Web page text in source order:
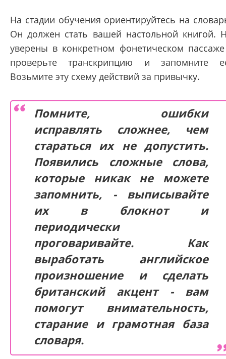
На стадии обучения ориентируйтесь на
Он должен стать вашей настольной книгой.
уверены в конкретном фонетическом
проверьте транскрипцию и запомните
Возьмите эту схему действий за привычку.
Помните, ошибки
исправлять сложнее, чем
стараться их не допустить.
Появились сложные слова,
которые никак не можете
запомнить, - выписывайте
их в блокнот и
периодически
проговаривайте. Как
выработать английское
произношение и сделать
британский акцент - вам
помогут внимательность,
старание и грамотная база
словаря.